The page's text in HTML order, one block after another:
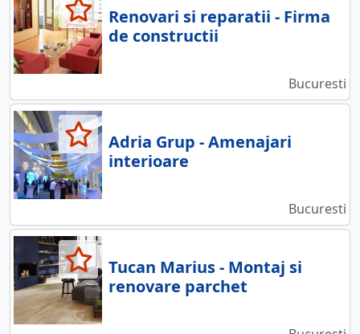
Renovari si reparatii - Firma
de constructii
Bucuresti
Adria Grup - Amenajari
interioare
Bucuresti
Tucan Marius - Montaj si
renovare parchet